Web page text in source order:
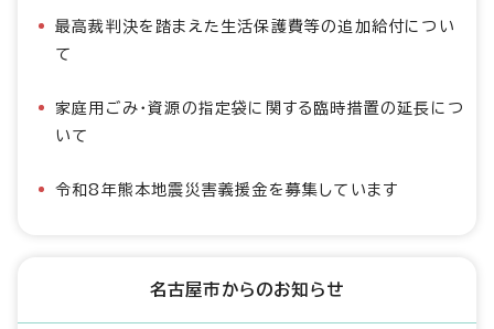
最高裁判決を踏まえた生活保護費等の追加給付につい
て
家庭用ごみ・資源の指定袋に関する臨時措置の延長につ
いて
令和8年熊本地震災害義援金を募集しています
名古屋市からのお知らせ